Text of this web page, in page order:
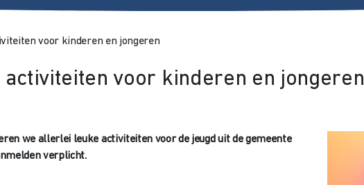
voor kinderen en jongeren
voor kinderen en jongeren
we allerlei leuke activiteiten voor de jeugd uit de gemeente
verplicht.